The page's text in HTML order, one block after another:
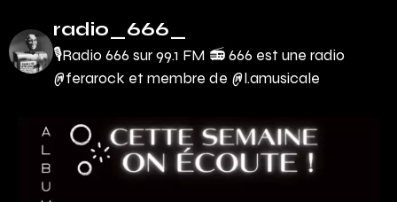
radio_666_
🎙Radio 666 sur 99.1 FM 📻666 est une radio
@ferarock et membre de @l.amusicale